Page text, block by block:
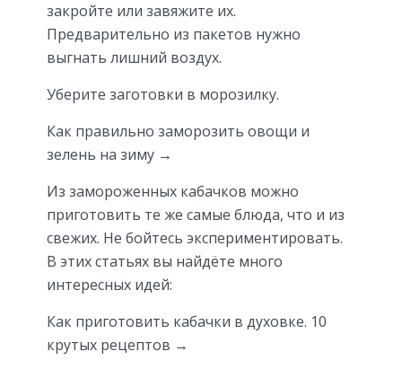
закройте или завяжите их.
Предварительно из пакетов нужно
выгнать лишний воздух.
Уберите заготовки в морозилку.
Как правильно заморозить овощи и
зелень на зиму →
Из замороженных кабачков можно
приготовить те же самые блюда, что и из
свежих. Не бойтесь экспериментировать.
В этих статьях вы найдёте много
интересных идей:
Как приготовить кабачки в духовке. 10
крутых рецептов →